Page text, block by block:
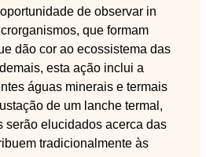
de observar in
que formam
dão cor ao ecossistema das
esta ação inclui a
águas minerais e termais
de um lanche termal,
serão elucidados acerca das
tradicionalmente às